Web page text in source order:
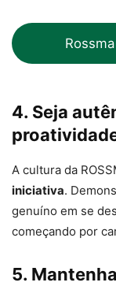
4. Seja
A cultura da
iniciativa.
genuíno em se
começando por
5.